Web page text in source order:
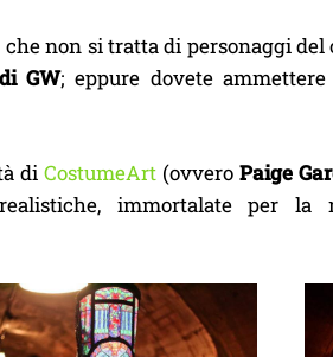
non si tratta di personaggi
GW; eppure dovete
di CostumeArt (ovvero Paige
immortalate per